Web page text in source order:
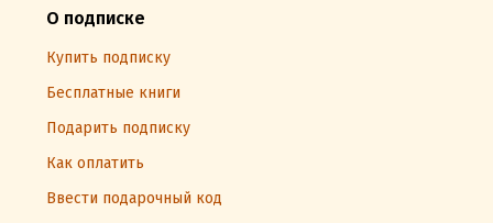
О подписке
Купить подписку
Бесплатные книги
Подарить подписку
Как оплатить
Ввести подарочный код